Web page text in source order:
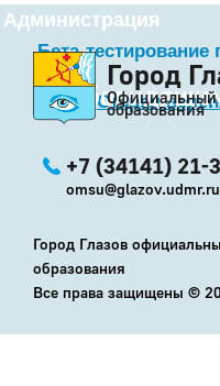
Администрация
Бета-тестирование
Старая
Город
Официальный
образования
+7 (34141) 21-
omsu@glazov.udmr.ru
Город Глазов
образования
Все права защищены ©